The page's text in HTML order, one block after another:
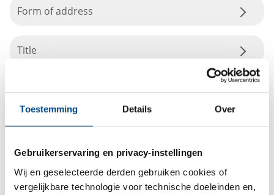
Toestemming Details Over
Gebruikerservaring en privacy-instellingen
Wij en geselecteerde derden gebruiken cookies of
vergelijkbare technologie voor technische doeleinden en,
Form of address
Title